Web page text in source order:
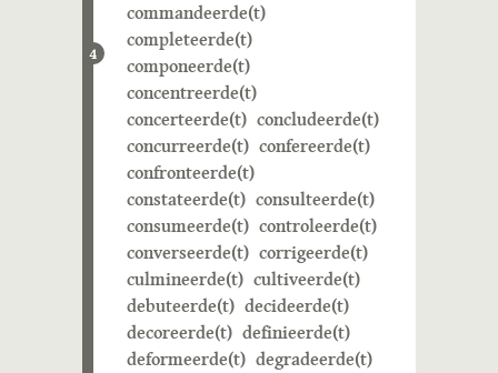
4
commandeerde(t)
completeerde(t)
componeerde(t)
concentreerde(t)
concerteerde(t) concludeerde(t)
concurreerde(t) confereerde(t)
confronteerde(t)
constateerde(t) consulteerde(t)
consumeerde(t) controleerde(t)
converseerde(t) corrigeerde(t)
culmineerde(t) cultiveerde(t)
debuteerde(t) decideerde(t)
decoreerde(t) definieerde(t)
deformeerde(t) degradeerde(t)